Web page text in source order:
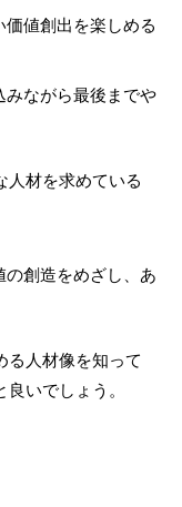
値創出を楽しめる
みながら最後までや
人材を求めている
創造をめざし、あ
る人材像を知って
いでしょう。